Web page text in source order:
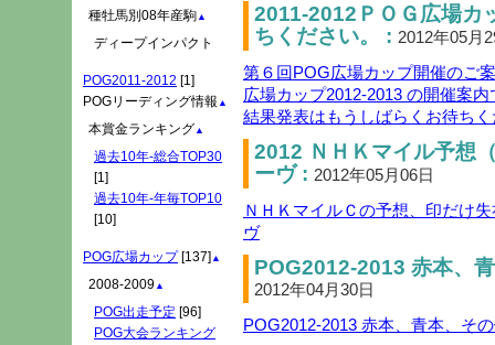
2011-2012ＰＯＧ広場カ
ちください。 : 2012年05月
第６回POG広場カップ開催のご
広場カップ2012-2013 の開催案
結果発表はもうしばらくお待ち
2012 ＮＨＫマイル予想
ーヴ : 2012年05月06日
ＮＨＫマイルＣの予想、印だけ
ヴ
POG2012-2013 赤本、
2012年04月30日
POG2012-2013 赤本、青本、そ
種牡馬別08年産駒 ▲
ディープインパクト
POG2011-2012 [1]
POGリーディング情報 ▲
本賞金ランキング ▲
過去10年-総合TOP30
[1]
過去10年-年毎TOP10
[10]
POG広場カップ[137] ▲
2008-2009 ▲
POG出走予定 [96]
POG大会ランキング